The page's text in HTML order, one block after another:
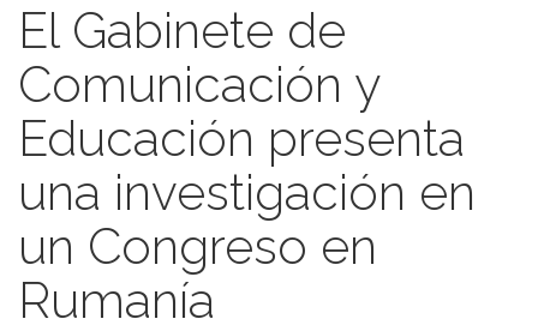
El Gabinete de
Comunicación y
Educación presenta
una investigación en
un Congreso en
Rumanía